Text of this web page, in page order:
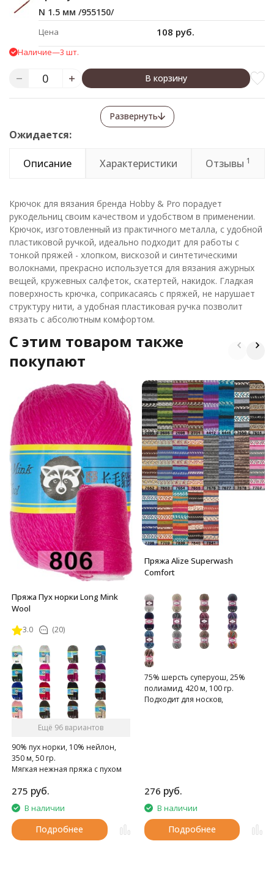
N 1.5 мм /955150/
Цена 108 руб.
Наличие—3 шт.
В корзину
Развернуть
Ожидается:
Описание Характеристики Отзывы 1
Крючок для вязания бренда Hobby & Pro порадует
рукодельниц своим качеством и удобством в применении.
Крючок, изготовленный из практичного металла, с удобной
пластиковой ручкой, идеально подходит для работы с
тонкой пряжей - хлопком, вискозой и синтетическими
волокнами, прекрасно используется для вязания ажурных
вещей, кружевных салфеток, скатертей, накидок. Гладкая
поверхность крючка, соприкасаясь с пряжей, не нарушает
структуру нити, а удобная пластиковая ручка позволит
вязать с абсолютным комфортом.
C этим товаром также
покупают
Пряжа Пух норки Long Mink
Wool
3.0 (20)
Ещё 96 вариантов
90% пух норки, 10% нейлон,
350 м, 50 гр.
Мягкая нежная пряжа с пухом
275 руб.
В наличии
Подробнее
Пряжа Alize Superwash
Comfort
75% шерсть суперуош, 25%
полиамид, 420 м, 100 гр.
Подходит для носков,
276 руб.
В наличии
Подробнее